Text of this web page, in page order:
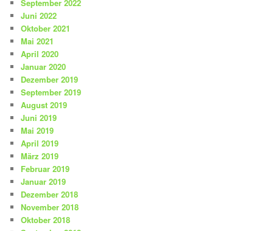
September 2022
Juni 2022
Oktober 2021
Mai 2021
April 2020
Januar 2020
Dezember 2019
September 2019
August 2019
Juni 2019
Mai 2019
April 2019
März 2019
Februar 2019
Januar 2019
Dezember 2018
November 2018
Oktober 2018